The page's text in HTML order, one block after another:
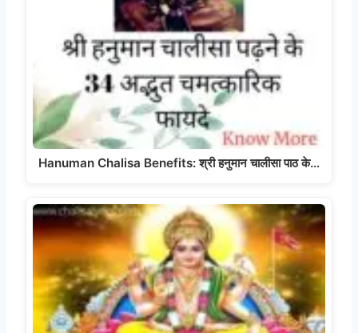
Hanuman Chalisa Benefits: श्री हनुमान चालीसा पाठ के…